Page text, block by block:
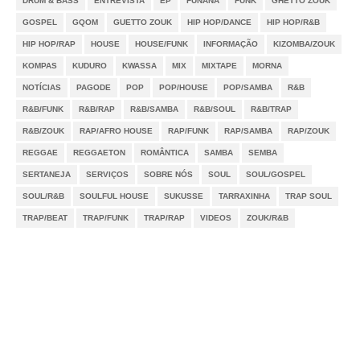
GOSPEL GQOM GUETTO ZOUK HIP HOP/DANCE HIP HOP/R&B
HIP HOP/RAP HOUSE HOUSE/FUNK INFORMAÇÃO KIZOMBA/ZOUK
KOMPAS KUDURO KWASSA MIX MIXTAPE MORNA
NOTÍCIAS PAGODE POP POP/HOUSE POP/SAMBA R&B
R&B/FUNK R&B/RAP R&B/SAMBA R&B/SOUL R&B/TRAP
R&B/ZOUK RAP/AFRO HOUSE RAP/FUNK RAP/SAMBA RAP/ZOUK
REGGAE REGGAETON ROMÂNTICA SAMBA SEMBA
SERTANEJA SERVIÇOS SOBRE NÓS SOUL SOUL/GOSPEL
SOUL/R&B SOULFUL HOUSE SUKUSSE TARRAXINHA TRAP SOUL
TRAP/BEAT TRAP/FUNK TRAP/RAP VIDEOS ZOUK/R&B